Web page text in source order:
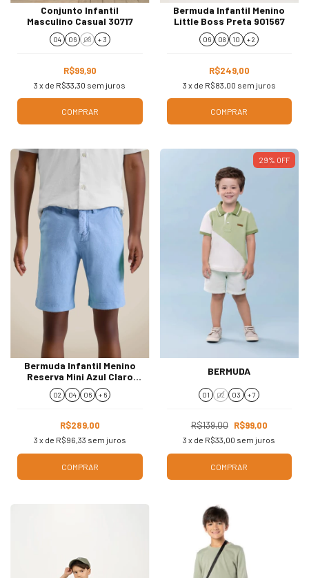
Conjunto Infantil
Masculino Casual 30717
04 06 08 + 3
R$99,90
3 x de R$33,30 sem juros
COMPRAR
Bermuda Infantil Menino
Little Boss Preta 901567
06 08 10 + 2
R$249,00
3 x de R$83,00 sem juros
COMPRAR
Bermuda Infantil Menino
Reserva Mini Azul Claro
93678
02 04 06 + 6
R$289,00
3 x de R$96,33 sem juros
COMPRAR
29% OFF
BERMUDA
01 02 03 + 7
R$139,00 R$99,00
3 x de R$33,00 sem juros
COMPRAR